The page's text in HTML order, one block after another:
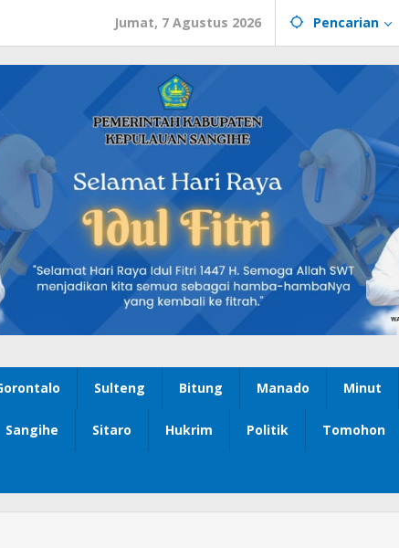
Jumat, 7 Agustus 2026 Pencarian
Sulteng Bitung Manado Minut
Sangihe Sitaro Hukrim Politik Tomohon